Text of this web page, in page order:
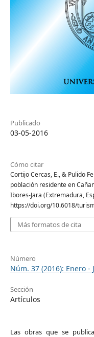
Publicado
03-05-2016
Cómo citar
Cortijo Cercas, E., & Pulido
población residente en
Ibores-Jara (Extremadura,
https://doi.org/10.6018/
Más formatos de cita
Número
Núm. 37 (2016): Enero -
Sección
Artículos
Las obras que se